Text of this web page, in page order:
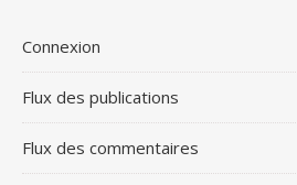
Connexion
Flux des publications
Flux des commentaires